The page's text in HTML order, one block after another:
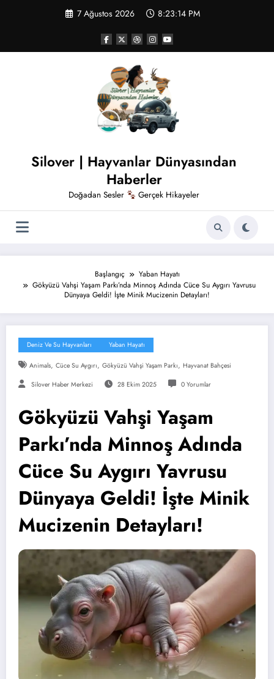
7 Ağustos 2026 8:23:15 PM
Silover | Hayvanlar Dünyasından
Haberler
Doğadan Sesler Gerçek Hikayeler
Başlangıç
Yaban Hayatı
Gökyüzü Vahşi Yaşam Parkı’nda Minnoş Adında Cüce Su Aygırı Yavrusu
Dünyaya Geldi! İşte Minik Mucizenin Detayları!
Deniz Ve Su Hayvanları Yaban Hayatı
Animals, Cüce Su Aygırı, Gökyüzü Vahşi Yaşam Parkı, Hayvanat Bahçesi
Silover Haber Merkezi 28 Ekim 2025 0 Yorumlar
Gökyüzü Vahşi Yaşam
Parkı’nda Minnoş Adında
Cüce Su Aygırı Yavrusu
Dünyaya Geldi! İşte Minik
Mucizenin Detayları!